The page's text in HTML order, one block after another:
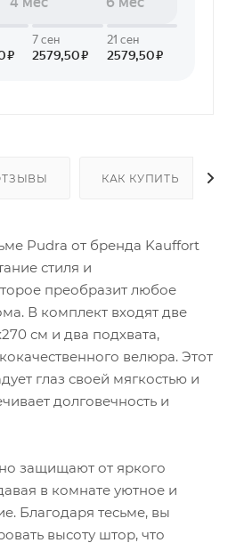
КАК КУПИТЬ
Pudra от бренда Kauffort
стиля и
преобразит любое
В комплект входят две
см и два подхвата,
велюра. Этот
глаз своей мягкостью и
долговечность и
защищают от яркого
в комнате уютное и
Благодаря тесьме, вы
высоту штор, что